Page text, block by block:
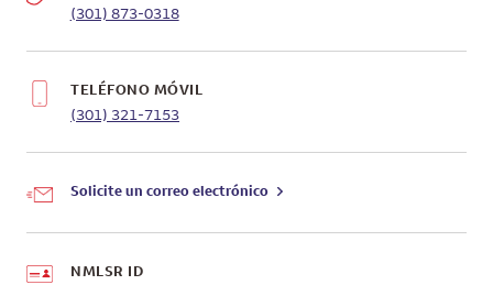
(301) 873-0318
TELÉFONO MÓVIL
(301) 321-7153
Solicite un correo electrónico
NMLSR ID